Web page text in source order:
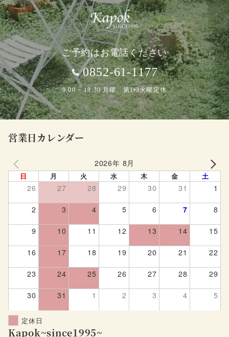
ご予約はお電話ください
0852-61-1177
9:00 ~ 19:30 月曜、第1•3火曜定休
営業日カレンダー
2026年 8月
日 月 火 水 木 金 土
26 27 28 29 30 31 1
2 3 4 5 6 7 8
9 10 11 12 13 14 15
16 17 18 19 20 21 22
23 24 25 26 27 28 29
30 31 1 2 3 4 5
定休日
Kapok~since1995~